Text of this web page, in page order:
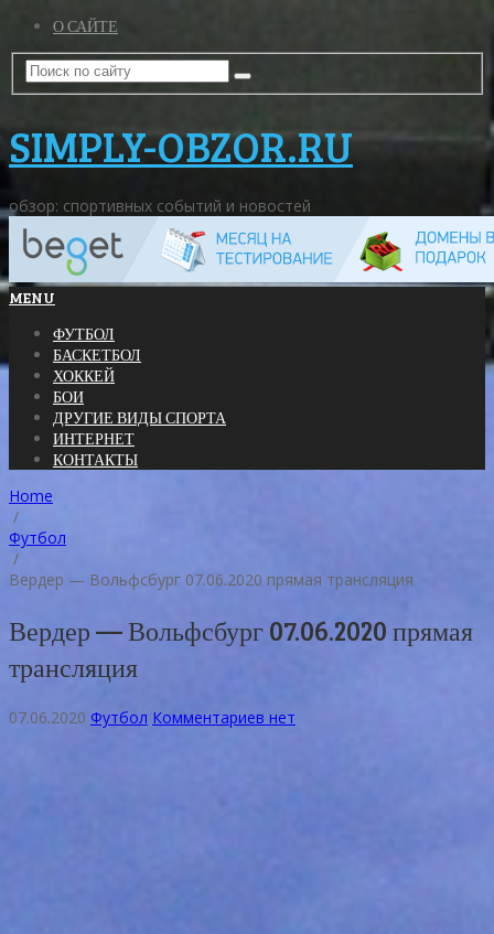
О САЙТЕ
SIMPLY-OBZOR.RU
обзор: спортивных событий и новостей
MENU
ФУТБОЛ
БАСКЕТБОЛ
ХОККЕЙ
БОИ
ДРУГИЕ ВИДЫ СПОРТА
ИНТЕРНЕТ
КОНТАКТЫ
Home
/
Футбол
/
Вердер — Вольфсбург 07.06.2020 прямая трансляция
Вердер — Вольфсбург 07.06.2020 прямая
трансляция
07.06.2020 Футбол Комментариев нет